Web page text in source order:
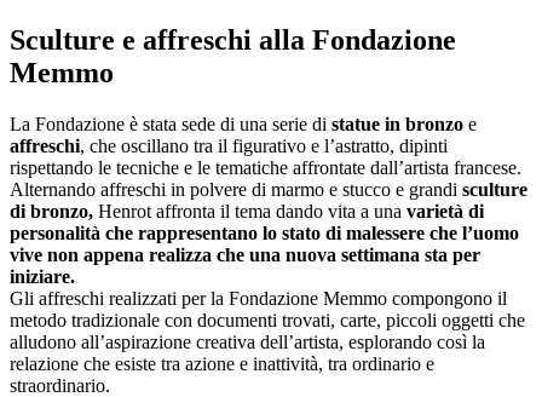
Sculture e affreschi alla Fondazione
Memmo
La Fondazione è stata sede di una serie di statue in bronzo e
affreschi, che oscillano tra il figurativo e l’astratto, dipinti
rispettando le tecniche e le tematiche affrontate dall’artista francese.
Alternando affreschi in polvere di marmo e stucco e grandi sculture
di bronzo, Henrot affronta il tema dando vita a una varietà di
personalità che rappresentano lo stato di malessere che l’uomo
vive non appena realizza che una nuova settimana sta per
iniziare.
Gli affreschi realizzati per la Fondazione Memmo compongono il
metodo tradizionale con documenti trovati, carte, piccoli oggetti che
alludono all’aspirazione creativa dell’artista, esplorando così la
relazione che esiste tra azione e inattività, tra ordinario e
straordinario.